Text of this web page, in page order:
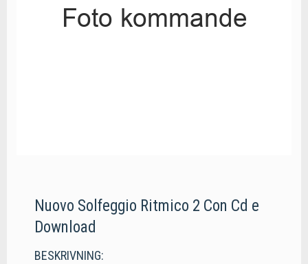
Nuovo Solfeggio Ritmico 2 Con Cd e
Download
BESKRIVNING: